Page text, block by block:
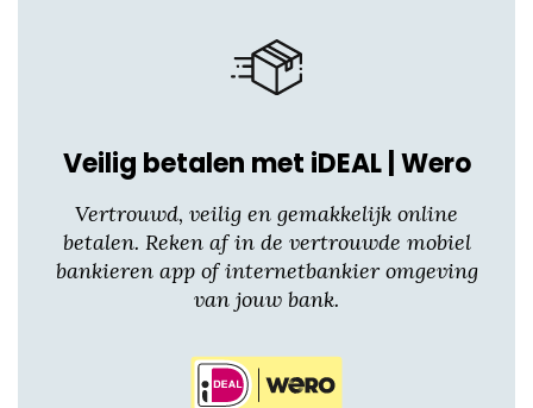
Veilig betalen met iDEAL | Wero
Vertrouwd, veilig en gemakkelijk online
betalen. Reken af in de vertrouwde mobiel
bankieren app of internetbankier omgeving
van jouw bank.